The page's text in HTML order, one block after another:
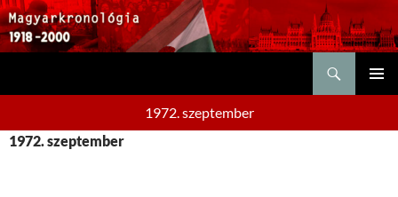
1972. szeptember
1972. szeptember